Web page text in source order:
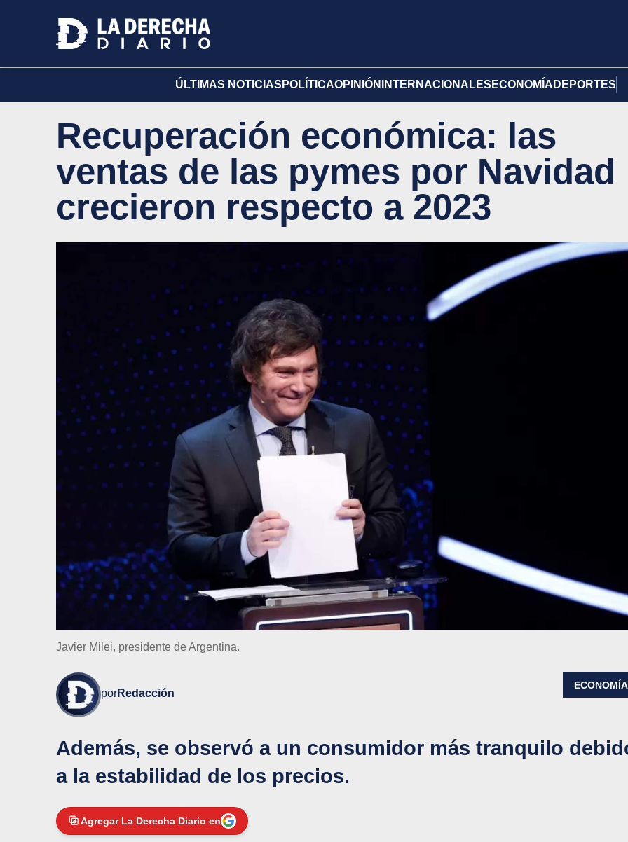
ÚLTIMAS NOTICIAS POLÍTICAOPINIÓN INTERNACIONALES ECONOMÍA DEPORTES
Recuperación económica: las
ventas de las pymes por Navidad
crecieron respecto a 2023
Javier Milei, presidente de Argentina.
porRedacción
ECONOMÍA
Además, se observó a un consumidor más tranquilo
a la estabilidad de los precios.
Agregar La Derecha Diario en